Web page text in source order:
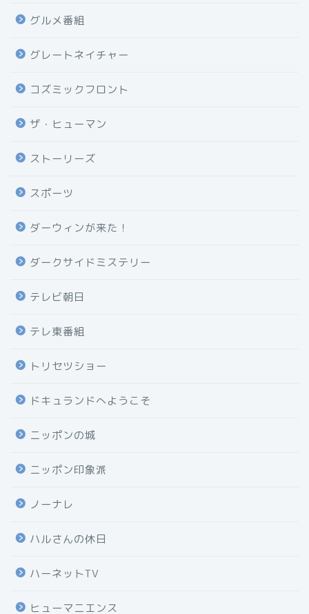
グルメ番組
グレートネイチャー
コズミックフロント
ザ・ヒューマン
ストーリーズ
スポーツ
ダーウィンが来た！
ダークサイドミステリー
テレビ朝日
テレ東番組
トリセツショー
ドキュランドへようこそ
ニッポンの城
ニッポン印象派
ノーナレ
ハルさんの休日
ハーネットTV
ヒューマニエンス